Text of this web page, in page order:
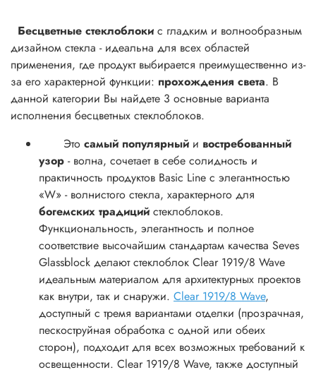
Бесцветные стеклоблоки с гладким и волнообразным
дизайном стекла - идеальна для всех областей
применения, где продукт выбирается преимущественно из-
за его характерной функции: прохождения света. В
данной категории Вы найдете 3 основные варианта
исполнения бесцветных стеклоблоков.
Это самый популярный и востребованный
узор - волна, сочетает в себе солидность и
практичность продуктов Basic Line с элегантностью
«W» - волнистого стекла, характерного для
богемских традиций стеклоблоков.
Функциональность, элегантность и полное
соответствие высочайшим стандартам качества Seves
Glassblock делают стеклоблок Clear 1919/8 Wave
идеальным материалом для архитектурных проектов
как внутри, так и снаружи. Clear 1919/8 Wave,
доступный с тремя вариантами отделки (прозрачная,
пескоструйная обработка с одной или обеих
сторон), подходит для всех возможных требований к
освещенности. Clear 1919/8 Wave, также доступный